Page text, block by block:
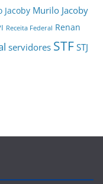
Jacoby Murilo Jacoby
Receita Federal Renan
servidores STF STJ